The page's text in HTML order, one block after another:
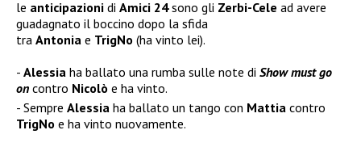
le anticipazioni di Amici 24sono gli Zerbi-Cele ad avere
guadagnato il boccino dopo la sfida
tra Antonia e TrigNo (ha vinto lei).
Alessia ha ballato una rumba sulle note di Show must go
on contro Nicolò e ha vinto.
Sempre Alessia ha ballato un tango con Mattia contro
TrigNo e ha vinto nuovamente.